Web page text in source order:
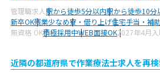
管理職求人駅から徒歩5分以内駅から徒歩10分
新卒OK残業少なめ寮・借り上げ住宅手当・補
無資格 OK積極採用中WEB面接OK2027年4月
近隣の都道府県で作業療法士求人を再